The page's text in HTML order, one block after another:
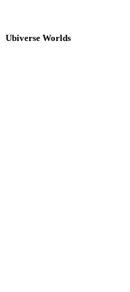
Ubiverse Worlds